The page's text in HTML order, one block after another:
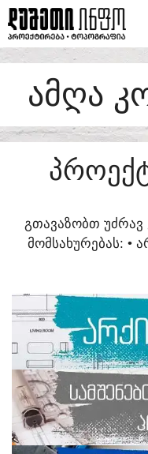
SKIP
TO
CONTENT
ᲐᲛᲦᲐ
ᲒᲗᲐᲕᲐᲖᲝᲑᲗ ᲣᲫᲠᲐᲕ
ᲛᲝᲛᲡᲐᲮᲣᲠᲔᲑᲐᲡ:​ •